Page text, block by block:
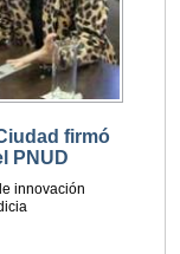
firmó
PNUD
innovación